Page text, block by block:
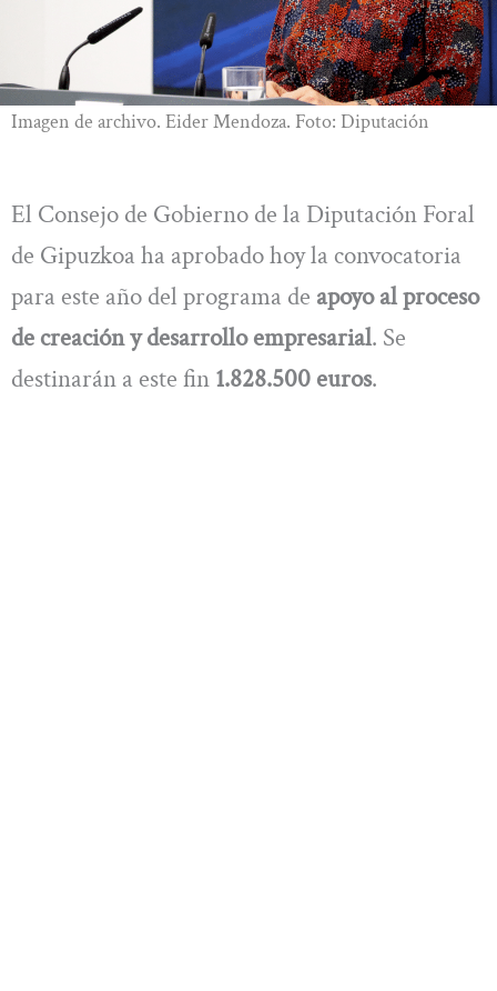
Imagen de archivo. Eider Mendoza. Foto: Diputación
El Consejo de Gobierno de la Diputación Foral
de Gipuzkoa ha aprobado hoy la convocatoria
para este año del programa de apoyo al proceso
de creación y desarrollo empresarial. Se
destinarán a este fin 1.828.500 euros.